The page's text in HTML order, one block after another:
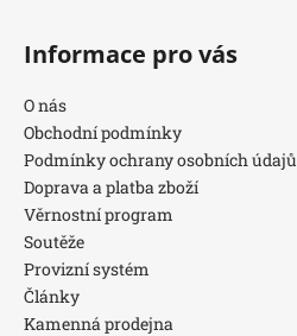
Informace pro vás
O nás
Obchodní podmínky
Podmínky ochrany osobních údajů
Doprava a platba zboží
Věrnostní program
Soutěže
Provizní systém
Články
Kamenná prodejna